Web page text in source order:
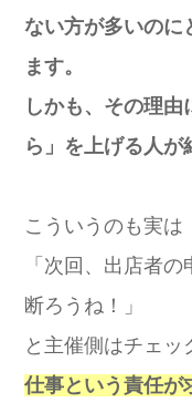
ない方が多いのに
ます。
しかも、その理
ら」を上げる人が
こういうのも実は
「次回、出店者
断ろうね！」
と主催側はチェッ
仕事という責任が